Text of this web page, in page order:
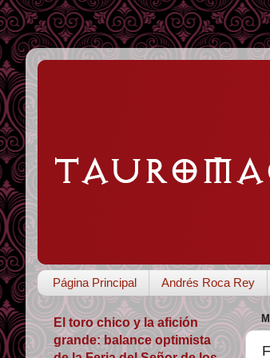
Página Principal Andrés Roca Rey
El toro chico y la afición
grande: balance optimista